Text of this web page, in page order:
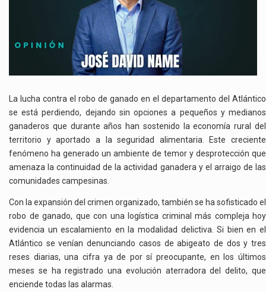
ATLÁNTICO
La lucha contra el robo de ganado en el departamento del Atlántico
se está perdiendo, dejando sin opciones a pequeños y medianos
ganaderos que durante años han sostenido la economía rural del
territorio y aportado a la seguridad alimentaria. Este creciente
fenómeno ha generado un ambiente de temor y desprotección que
amenaza la continuidad de la actividad ganadera y el arraigo de las
comunidades campesinas.
Con la expansión del crimen organizado, también se ha sofisticado el
robo de ganado, que con una logística criminal más compleja hoy
evidencia un escalamiento en la modalidad delictiva. Si bien en el
Atlántico se venían denunciando casos de abigeato de dos y tres
reses diarias, una cifra ya de por sí preocupante, en los últimos
meses se ha registrado una evolución aterradora del delito, que
enciende todas las alarmas.